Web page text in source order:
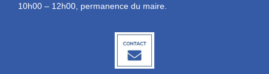
10h00 – 12h00, permanence du maire.